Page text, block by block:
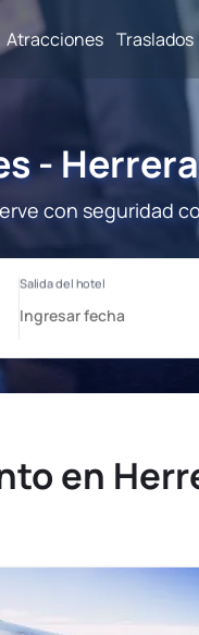
Atracciones Traslados
- Herrera
con seguridad
en